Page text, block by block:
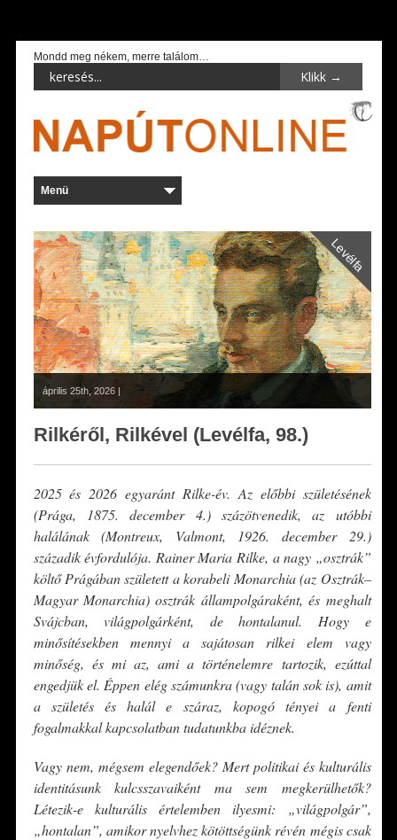
Mondd meg nékem, merre találom…
Levélfa
április 25th, 2026 |
Rilkéről, Rilkével (Levélfa, 98.)
2025 és 2026 egyaránt Rilke-év. Az előbbi születésének
(Prága, 1875. december 4.) százötvenedik, az utóbbi
halálának (Montreux, Valmont, 1926. december 29.)
századik évfordulója. Rainer Maria Rilke, a nagy „osztrák”
költő Prágában született a korabeli Monarchia (az Osztrák–
Magyar Monarchia) osztrák állampolgáraként, és meghalt
Svájcban, világpolgárként, de hontalanul. Hogy e
minősítésekben mennyi a sajátosan rilkei elem vagy
minőség, és mi az, ami a történelemre tartozik, ezúttal
engedjük el. Éppen elég számunkra (vagy talán sok is), amit
a születés és halál e száraz, kopogó tényei a fenti
fogalmakkal kapcsolatban tudatunkba idéznek.
Vagy nem, mégsem elegendőek? Mert politikai és kulturális
identitásunk kulcsszavaiként ma sem megkerülhetők?
Létezik-e kulturális értelemben ilyesmi: „világpolgár”,
„hontalan”, amikor nyelvhez kötöttségünk révén mégis csak